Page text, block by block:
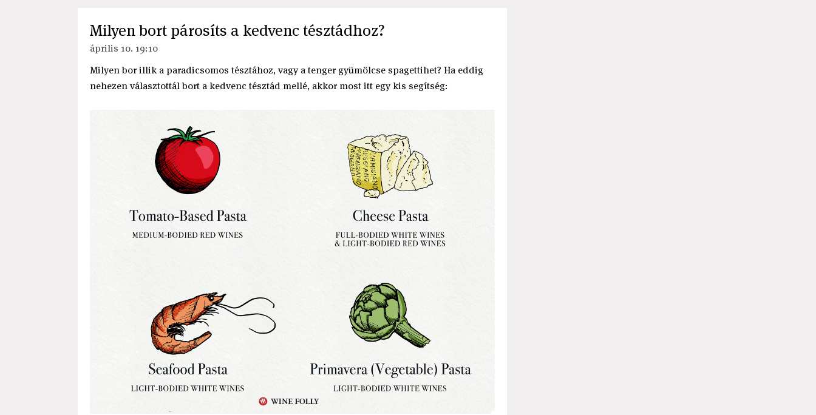
Milyen bort párosíts a kedvenc tésztádhoz?
április 10. 19:10
Milyen bor illik a paradicsomos tésztához, vagy a tenger gyümölcse spagettihet? Ha eddig
nehezen választottál bort a kedvenc tésztád mellé, akkor most itt egy kis segítség: